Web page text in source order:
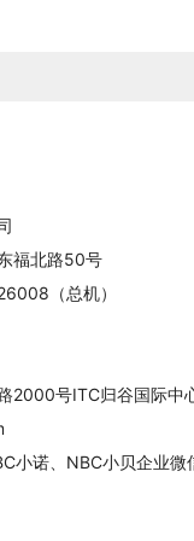
福北路50号
（总机）
路2000号ITC归谷国际
小诺、NBC小贝企业微